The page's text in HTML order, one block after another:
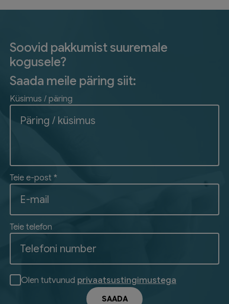
Soovid pakkumist suuremale
kogusele?
Saada meile päring siit:
Küsimus / päring
Teie e-post *
Teie telefon
Olen tutvunud privaatsustingimustega